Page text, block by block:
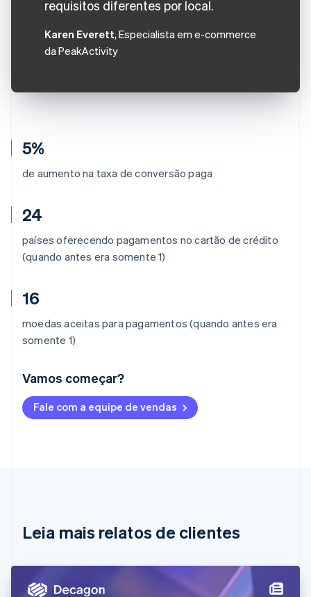
5%
de aumento na taxa de conversão paga
24
países oferecendo pagamentos no cartão de crédito
(quando antes era somente 1)
16
moedas aceitas para pagamentos (quando antes era
somente 1)
Vamos começar?
Fale com a equipe de vendas
requisitos diferentes por local.
Karen Everett, Especialista em e-commerce
da PeakActivity
Leia mais relatos de clientes
DeutschEnglish
Austrália
Bulgária
China continental